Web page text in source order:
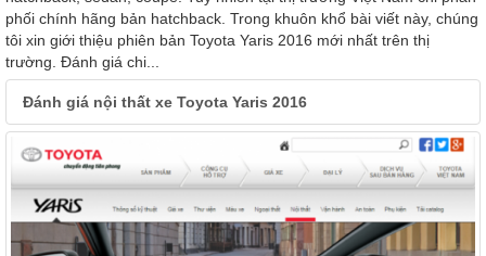
phối chính hãng bản hatchback. Trong khuôn khổ bài viết này, chúng
tôi xin giới thiệu phiên bản Toyota Yaris 2016 mới nhất trên thị
trường. Đánh giá chi...
Đánh giá nội thất xe Toyota Yaris 2016